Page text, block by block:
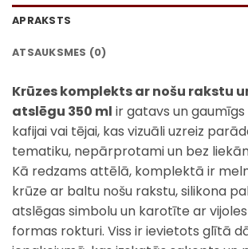
APRAKSTS
ATSAUKSMES (0)
Krūzes komplekts ar nošu rakstu
atslēgu 350 ml ir gatavs un
kafijai vai tējai, kas vizuāli uzreiz
tematiku, nepārprotami un bez
Kā redzams attēlā, komplektā ir
krūze ar baltu nošu rakstu, silikona
atslēgas simbolu un karotīte ar
formas rokturi. Viss ir ievietots glītā